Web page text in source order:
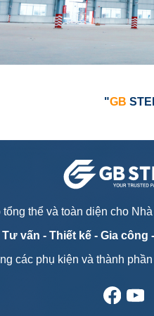
"GB
thể và toàn diện cho
Tư vấn - Thiết kế - Gia công
các phụ kiện và thành